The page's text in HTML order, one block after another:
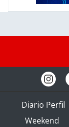
Diario Perfil
Weekend